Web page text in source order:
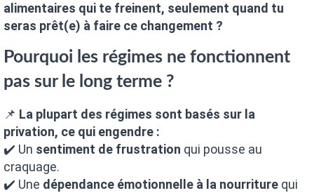
alimentaires qui te freinent, seulement quand tu
seras prêt(e) à faire ce changement ?
Pourquoi les régimes ne fonctionnent
pas sur le long terme ?
📌 La plupart des régimes sont basés sur la
privation, ce qui engendre :
✔️ Un sentiment de frustration qui pousse au
craquage.
✔️ Une dépendance émotionnelle à la nourriture qui